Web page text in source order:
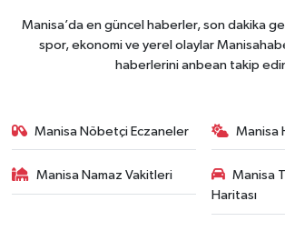
Manisa’da en güncel haberler, son dakika
spor, ekonomi ve yerel olaylar
haberlerini anbean takip
Manisa Nöbetçi Eczaneler Manisa
Manisa Namaz Vakitleri
Manisa
Haritası